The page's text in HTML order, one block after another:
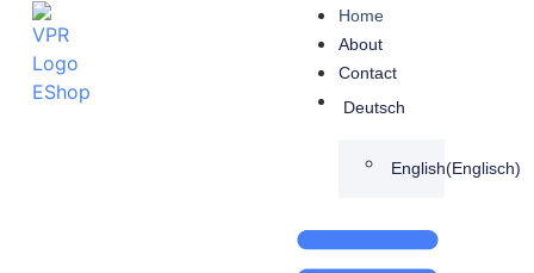
Home
About
Contact
Deutsch
English(Englisch)